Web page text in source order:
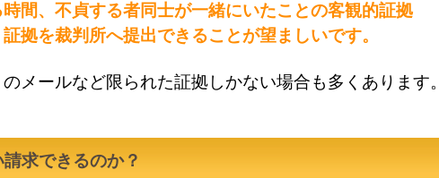
間、不貞する者同士が一緒にいたことの客観的証拠
証拠を裁判所へ提出できることが望ましいです。
メールなど限られた証拠しかない場合も多くあります。
求できるのか？